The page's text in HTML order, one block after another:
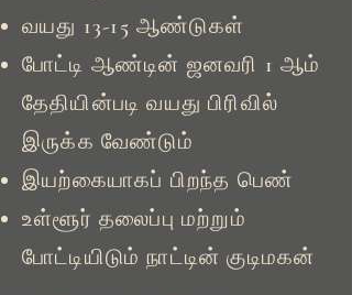
வயது 13-15 ஆண்டுகள்
போட்டி ஆண்டின் ஜனவரி 1 ஆம்
தேதியின்படி வயது பிரிவில்
இருக்க வேண்டும்
இயற்கையாகப் பிறந்த பெண்
உள்ளூர் தலைப்பு மற்றும்
போட்டியிடும் நாட்டின் குடிமகன்